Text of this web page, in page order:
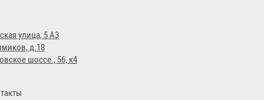
улица, 5 А3
д.18
шоссе., 56, к4